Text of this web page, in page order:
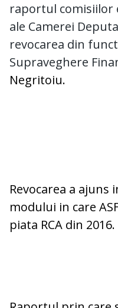
raportul comisiilor
ale Camerei
revocarea din
Supraveghere
Negritoiu.
Revocarea a ajuns
modului in care
piata RCA din 2016.